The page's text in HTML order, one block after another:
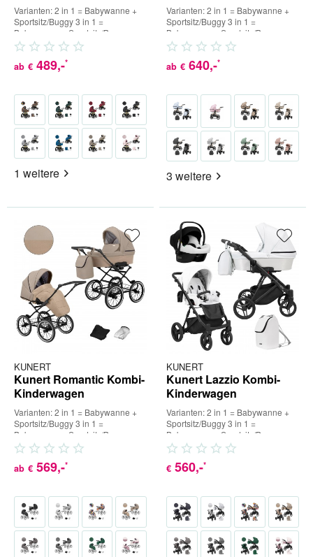
Varianten: 2 in 1 = Babywanne +
Sportsitz/Buggy 3 in 1 =
Babywanne + Sportsitz/Buggy +
Babyschale (inkl. Adapter) 4...
ab € 489,-*
1 weitere
Varianten: 2 in 1 = Babywanne +
Sportsitz/Buggy 3 in 1 =
Babywanne + Sportsitz/Buggy +
Babyschale (inkl. Adapter) 4...
ab € 640,-*
3 weitere
KUNERT
Kunert Romantic Kombi-
Kinderwagen
Varianten: 2 in 1 = Babywanne +
Sportsitz/Buggy 3 in 1 =
Babywanne + Sportsitz/Buggy +
Babyschale (inkl. Adapter) 4...
ab € 569,-*
KUNERT
Kunert Lazzio Kombi-
Kinderwagen
Varianten: 2 in 1 = Babywanne +
Sportsitz/Buggy 3 in 1 =
Babywanne + Sportsitz/Buggy +
Babyschale (inkl. Adapter) 4...
€ 560,-*